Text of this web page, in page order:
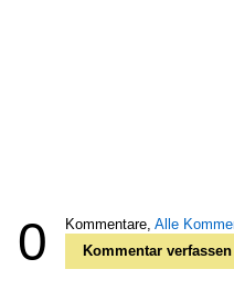
0 Kommentare, Alle
Kommentar verfassen